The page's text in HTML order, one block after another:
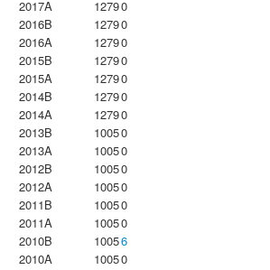
2017A
12790
2016B
12790
2016A
12790
2015B
12790
2015A
12790
2014B
12790
2014A
12790
2013B
10050
2013A
10050
2012B
10050
2012A
10050
2011B
10050
2011A
10050
2010B
10056
2010A
10050